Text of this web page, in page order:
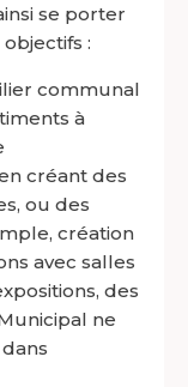
se porter
:
communal
à
créant des
ou des
création
avec salles
des
ne